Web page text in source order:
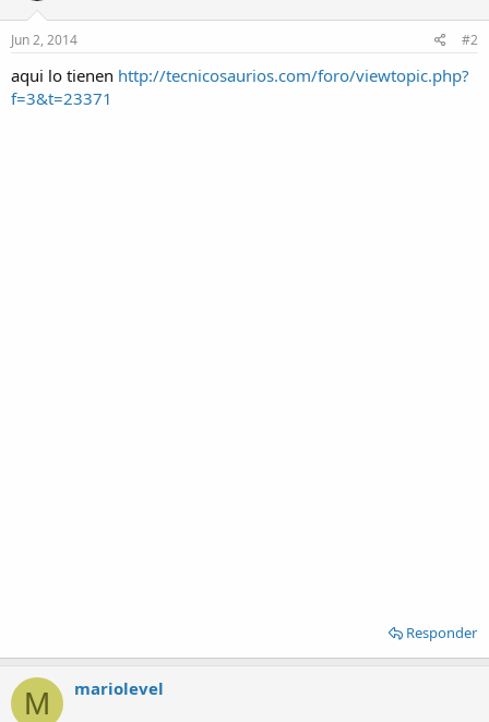
Jun 2, 2014 #2
aqui lo tienen http://tecnicosaurios.com/foro/viewtopic.php?
f=3&t=23371
Responder
M mariolevel